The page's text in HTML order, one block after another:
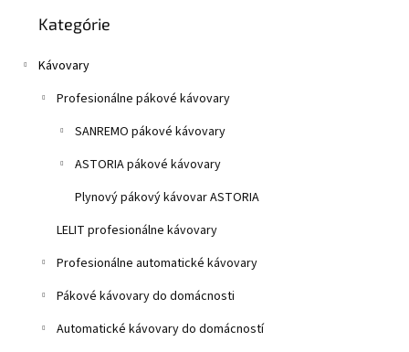
n
e
kategórie
Kategórie
Kávovary
Profesionálne pákové kávovary
SANREMO pákové kávovary
ASTORIA pákové kávovary
Plynový pákový kávovar ASTORIA
LELIT profesionálne kávovary
Profesionálne automatické kávovary
Pákové kávovary do domácnosti
Automatické kávovary do domácností